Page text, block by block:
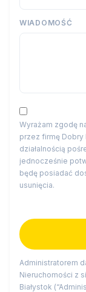
WIADOMOŚĆ
Wyrażam zgodę
przez firmę Dobry
działalnością
jednocześnie
będę posiadać
usunięcia.
Administratorem
Nieruchomości z
Białystok